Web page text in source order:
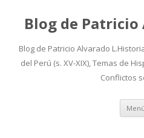
Blog de
Blog de Patricio Alvarado
del Perú (s. XV-XIX), Temas de
Conflictos
Menú